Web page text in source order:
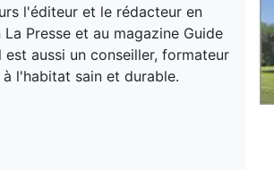
l'éditeur et le rédacteur en
Presse et au magazine Guide
est aussi un conseiller, formateur
l'habitat sain et durable.